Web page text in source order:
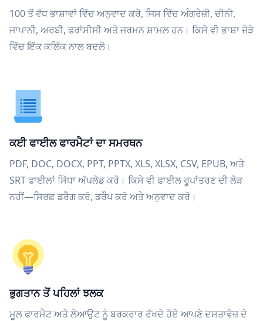
100 ਤੋਂ ਵੱਧ ਭਾਸ਼ਾਵਾਂ ਵਿੱਚ ਅਨੁਵਾਦ ਕਰੋ, ਜਿਸ ਵਿੱਚ ਅੰਗਰੇਜ਼ੀ, ਚੀਨੀ,
ਜਾਪਾਨੀ, ਅਰਬੀ, ਫਰਾਂਸੀਸੀ ਅਤੇ ਜਰਮਨ ਸ਼ਾਮਲ ਹਨ। ਕਿਸੇ ਵੀ ਭਾਸ਼ਾ ਜੋੜੇ
ਵਿੱਚ ਇੱਕ ਕਲਿੱਕ ਨਾਲ ਬਦਲੋ।
ਕਈ ਫਾਈਲ ਫਾਰਮੈਟਾਂ ਦਾ ਸਮਰਥਨ
PDF, DOC, DOCX, PPT, PPTX, XLS, XLSX, CSV, EPUB, ਅਤੇ
SRT ਫਾਈਲਾਂ ਸਿੱਧਾ ਅੱਪਲੋਡ ਕਰੋ। ਕਿਸੇ ਵੀ ਫਾਈਲ ਰੂਪਾਂਤਰਣ ਦੀ ਲੋੜ
ਨਹੀਂ—ਸਿਰਫ਼ ਡਰੈਗ ਕਰੋ, ਡਰੌਪ ਕਰੋ ਅਤੇ ਅਨੁਵਾਦ ਕਰੋ।
ਭੁਗਤਾਨ ਤੋਂ ਪਹਿਲਾਂ ਝਲਕ
ਮੂਲ ਫਾਰਮੈਟ ਅਤੇ ਲੇਆਉਟ ਨੂੰ ਬਰਕਰਾਰ ਰੱਖਦੇ ਹੋਏ ਆਪਣੇ ਦਸਤਾਵੇਜ਼ ਦੇ